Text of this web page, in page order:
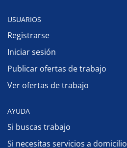
USUARIOS
Registrarse
Iniciar sesión
Publicar ofertas de trabajo
Ver ofertas de trabajo
AYUDA
Si buscas trabajo
Si necesitas servicios a domicilio